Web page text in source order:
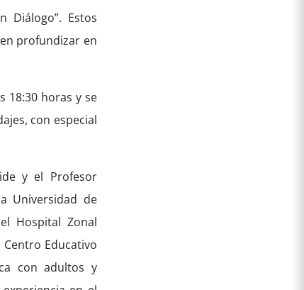
Diálogo”. Estos
profundizar en
18:30 horas y se
con especial
y el Profesor
Universidad de
Hospital Zonal
Educativo
con adultos y